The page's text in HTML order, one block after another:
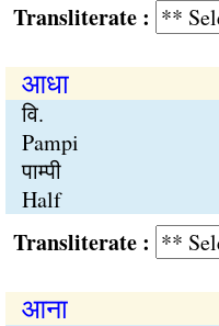
:
आधा
वि.
Pampi
पाम्पी
Half
:
आना